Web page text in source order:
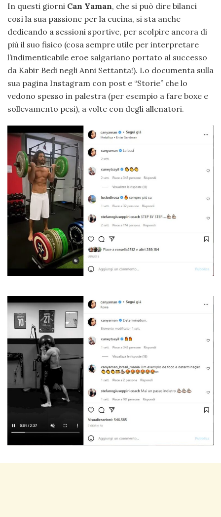
In questi giorni Can Yaman, che si può dire bilanci
così la sua passione per la cucina, si sta anche
dedicando a sessioni sportive, per scolpire ancora di
più il suo fisico (cosa sempre utile per interpretare
l’indimenticabile eroe salgariano portato al successo
da Kabir Bedi negli Anni Settanta!). Lo documenta sulla
sua pagina Instagram con post e “Storie” che lo
vedono spesso in palestra (per esempio a fare boxe e
sollevamento pesi), a volte con degli allenatori.